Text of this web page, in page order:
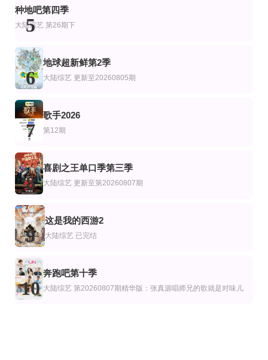
凯瑟琳·格雷,鲍比·伯克,猫烧伤
李尚敏,洪榛浩,박지민,곽범,서출구,하승진
5
种地吧第四季
大陆综艺 第26期下
6
地球超新鲜第2季
大陆综艺 更新至20260805期
7
歌手2026
第12期
8
喜剧之王单口季第三季
大陆综艺 更新至第20260807期
9
这是我的西游2
大陆综艺 已完结
10
奔跑吧第十季
大陆综艺 第20260807期精华版：张真源唱师兄的歌就是对味儿